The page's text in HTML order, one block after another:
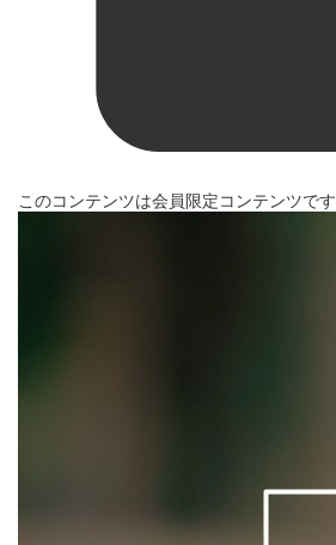
このコンテンツは会員限定コンテンツです